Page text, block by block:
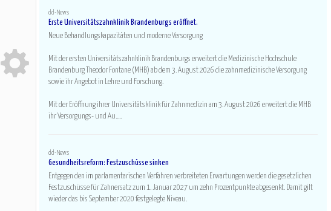
Ganz neu?
Hier registrieren!
Hier einloggen!
Passwort vergessen?
dd-News
Erste Universitätszahnklinik Brandenburgs eröffnet.
Neue Behandlungskapazitäten und moderne Versorgung
Mit der ersten Universitätszahnklinik Brandenburgs erweitert die Medizinische Hochschule
Brandenburg Theodor Fontane (MHB) ab dem 3. August 2026 die zahnmedizinische Versorgung
sowie ihr Angebot in Lehre und Forschung.
Mit der Eröffnung ihrer Universitätsklinik für Zahnmedizin am 3. August 2026 erweitert die MHB
ihr Versorgungs- und Au.....
dd-News
Gesundheitsreform: Festzuschüsse sinken
Entgegen den im parlamentarischen Verfahren verbreiteten Erwartungen werden die gesetzlichen
Festzuschüsse für Zahnersatz zum 1. Januar 2027 um zehn Prozentpunkte abgesenkt. Damit gilt
wieder das bis September 2020 festgelegte Niveau.